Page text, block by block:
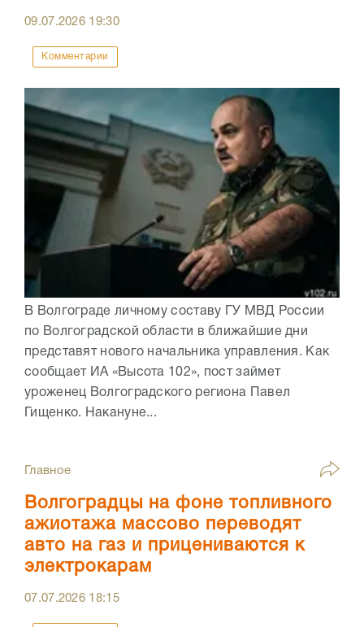
09.07.2026 19:30
Комментарии
В Волгограде личному составу ГУ МВД России
по Волгоградской области в ближайшие дни
представят нового начальника управления. Как
сообщает ИА «Высота 102», пост займет
уроженец Волгоградского региона Павел
Гищенко. Накануне...
Главное
Волгоградцы на фоне топливного
ажиотажа массово переводят
авто на газ и прицениваются к
электрокарам
07.07.2026 18:15